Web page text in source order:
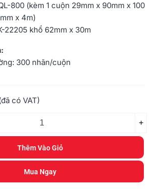
800 (kèm 1 cuộn 29mm x 90mm x 100
x 4m)
22205 khổ 62mm x 30m
300 nhãn/cuộn
có VAT)
+
Thêm Vào Giỏ
Mua Ngay